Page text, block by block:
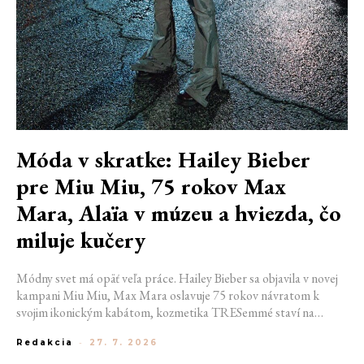
Móda v skratke: Hailey Bieber
pre Miu Miu, 75 rokov Max
Mara, Alaïa v múzeu a hviezda, čo
miluje kučery
Módny svet má opäť veľa práce. Hailey Bieber sa objavila v novej
kampani Miu Miu, Max Mara oslavuje 75 rokov návratom k
svojim ikonickým kabátom, kozmetika TRESemmé staví na
a v San Franciscu pripravujú prvú veľkú americkú retrospektívu
Redakcia - 27. 7. 2026